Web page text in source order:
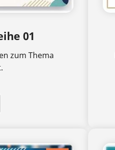
01
zum Thema